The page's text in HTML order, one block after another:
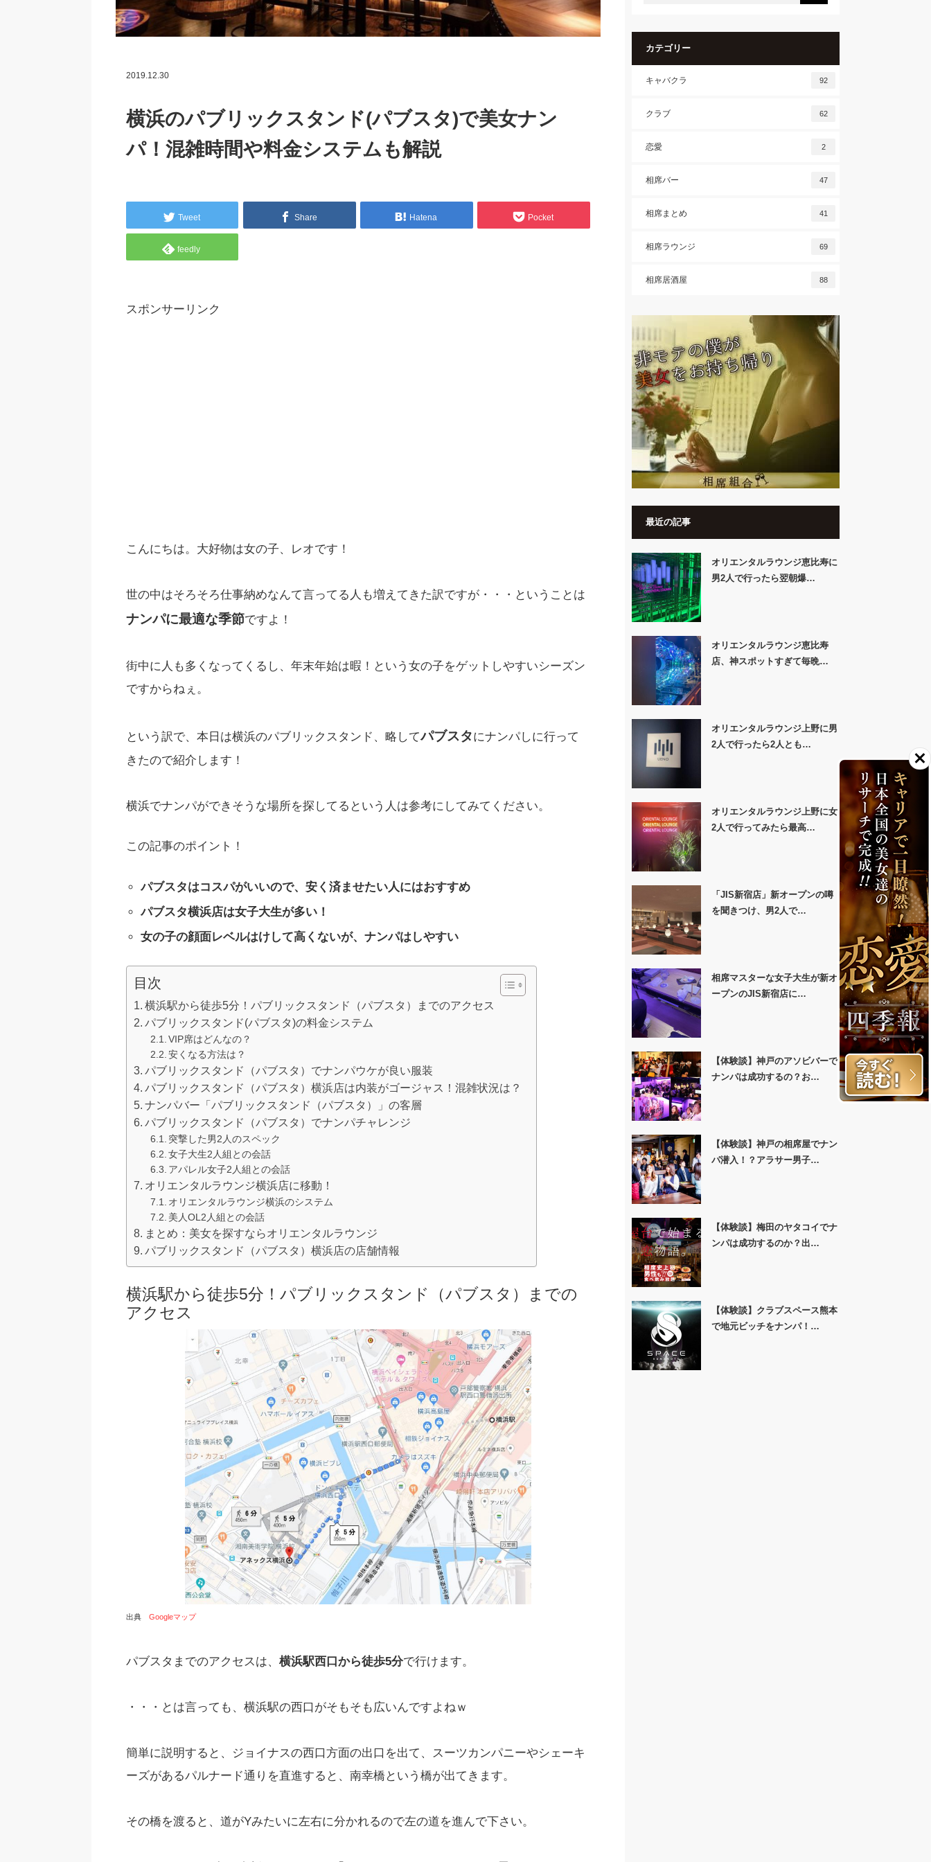
2019.12.30
横浜のパブリックスタンド(パブスタ)で美女ナン
パ！混雑時間や料金システムも解説
Tweet Share Hatena Pocket
feedly
スポンサーリンク
こんにちは。大好物は女の子、レオです！
世の中はそろそろ仕事納めなんて言ってる人も増えてきた訳ですが・・・ということは
ナンパに最適な季節ですよ！
街中に人も多くなってくるし、年末年始は暇！という女の子をゲットしやすいシーズン
ですからねぇ。
という訳で、本日は横浜のパブリックスタンド、略してパブスタにナンパしに行って
きたので紹介します！
横浜でナンパができそうな場所を探してるという人は参考にしてみてください。
この記事のポイント！
パブスタはコスパがいいので、安く済ませたい人にはおすすめ
パブスタ横浜店は女子大生が多い！
女の子の顔面レベルはけして高くないが、ナンパはしやすい
目次
横浜駅から徒歩5分！パブリックスタンド（パブスタ）までのアクセス
パブリックスタンド(パブスタ)の料金システム
VIP席はどんなの？
安くなる方法は？
パブリックスタンド（パブスタ）でナンパウケが良い服装
パブリックスタンド（パブスタ）横浜店は内装がゴージャス！混雑状況は？
ナンパバー「パブリックスタンド（パブスタ）」の客層
パブリックスタンド（パブスタ）でナンパチャレンジ
突撃した男2人のスペック
女子大生2人組との会話
アパレル女子2人組との会話
オリエンタルラウンジ横浜店に移動！
オリエンタルラウンジ横浜のシステム
美人OL2人組との会話
まとめ：美女を探すならオリエンタルラウンジ
パブリックスタンド（パブスタ）横浜店の店舗情報
横浜駅から徒歩5分！ パブリックスタンド（パブスタ）
までの
アクセス
出典 Googleマップ
パブスタまでのアクセスは、 横浜駅西口から徒歩5分で行けます。
・・・とは言っても、横浜駅の西口がそもそも広いんですよねｗ
簡単に説明すると、ジョイナスの西口方面の出口を出て、スーツカンパニーやシェーキ
ーズがあるパルナード通りを直進すると、南幸橋という橋が出てきます。
その橋を渡ると、道がYみたいに左右に分かれるので左の道を進んで下さい。
カテゴリー
キャバクラ 92
クラブ 62
恋愛 2
相席バー 47
相席まとめ 41
相席ラウンジ 69
相席居酒屋 88
最近の記事
オリエンタルラウンジ恵比寿に
男2人で行ったら翌朝爆…
オリエンタルラウンジ恵比寿
店、神スポットすぎて毎晩…
オリエンタルラウンジ上野に男
2人で行ったら2人とも…
オリエンタルラウンジ上野に女
2人で行ってみたら最高…
「JIS新宿店」新オープンの噂
を聞きつけ、男2人で…
相席マスターな女子大生が新オ
ープンのJIS新宿店に…
【体験談】神戸のアソビバーで
ナンパは成功するの？お…
【体験談】神戸の相席屋でナン
パ潜入！？アラサー男子…
【体験談】梅田のヤタコイでナ
ンパは成功するのか？出…
【体験談】クラブスペース熊本
で地元ビッチをナンパ！…